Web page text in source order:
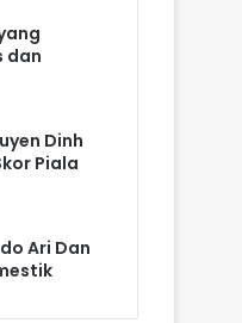
dan
Dinh
Piala
Ari Dan